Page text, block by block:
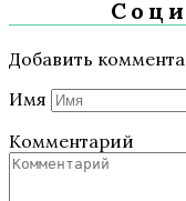
Добавить
Имя
Комментарий